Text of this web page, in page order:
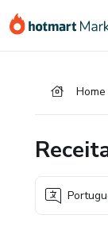
para
para
para
Home